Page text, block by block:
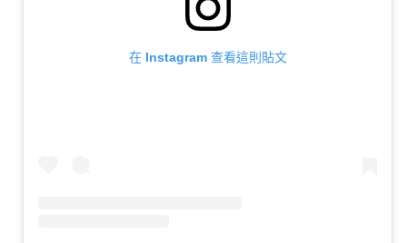
在 Instagram 查看這則貼文